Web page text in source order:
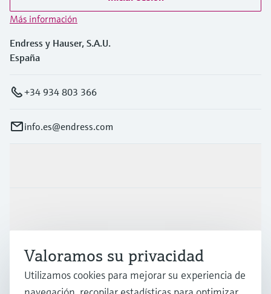
Más información
Endress y Hauser, S.A.U.
España
+34 934 803 366
info.es@endress.com
Soporte
Valoramos su privacidad
Utilizamos cookies para mejorar su experiencia de